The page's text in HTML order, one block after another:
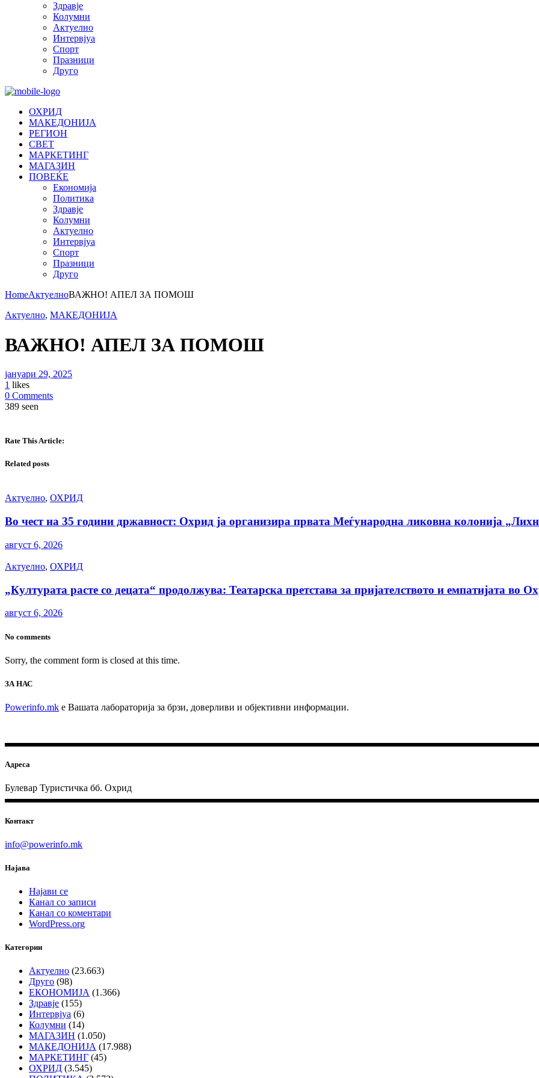
Здравје
Колумни
Актуелно
Интервјуа
Спорт
Празници
Друго
ОХРИД
МАКЕДОНИЈА
РЕГИОН
СВЕТ
МАРКЕТИНГ
МАГАЗИН
ПОВЕЌЕ
Економија
Политика
Здравје
Колумни
Актуелно
Интервјуа
Спорт
Празници
Друго
HomeАктуелноВАЖНО! АПЕЛ ЗА ПОМОШ
Актуелно, МАКЕДОНИЈА
ВАЖНО! АПЕЛ ЗА ПОМОШ
јануари 29, 2025
1 likes
0 Comments
389 seen
Rate This Article:
Related posts
Актуелно, ОХРИД
Во чест на 35 години државност: Охрид ја организира првата Меѓународна ликовна колонија
август 6, 2026
Актуелно, ОХРИД
„Културата расте со децата“ продолжува: Театарска претстава за пријателството и емпатијата во
август 6, 2026
No comments
Sorry, the comment form is closed at this time.
ЗА НАС
Powerinfo.mk e Вашата лабораторија за брзи, доверливи и објективни информации.
Адреса
Булевар Туристичка бб. Охрид
Контакт
info@powerinfo.mk
Најава
Најави се
Канал со записи
Канал со коментари
WordPress.org
Категории
Актуелно (23.663)
Друго (98)
ЕКОНОМИЈА (1.366)
Здравје (155)
Интервјуа (6)
Колумни (14)
МАГАЗИН (1.050)
МАКЕДОНИЈА (17.988)
МАРКЕТИНГ (45)
ОХРИД (3.545)